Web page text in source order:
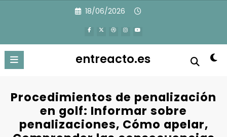
18/06/2026
entreacto.es
Procedimientos de penalización
en golf: Informar sobre
penalizaciones, Cómo apelar,